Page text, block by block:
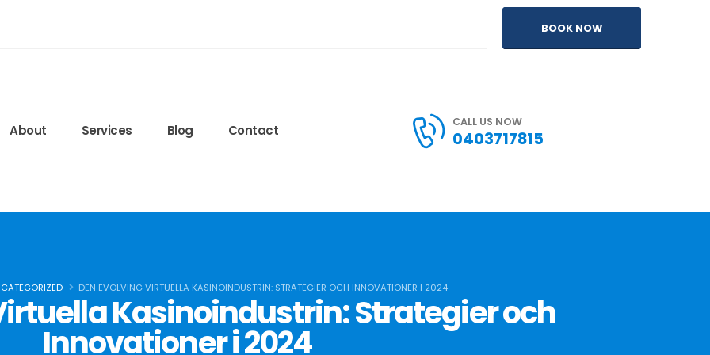
blog/2020/09/15/protein-timing
BOOK NOW
About Services Blog Contact
CALL US NOW
0403717815
DEN EVOLVING VIRTUELLA KASINOINDUSTRIN: STRATEGIER OCH INNOVATIONER I 2024
Kasinoindustrin: Strategier och
Innovationer i 2024